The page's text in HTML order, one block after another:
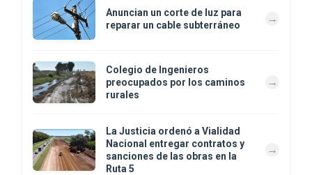
Anuncian un corte de luz para
reparar un cable subterráneo
Colegio de Ingenieros
preocupados por los caminos
rurales
La Justicia ordenó a Vialidad
Nacional entregar contratos y
sanciones de las obras en la
Ruta 5